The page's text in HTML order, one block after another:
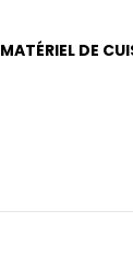
MATÉRIEL DE